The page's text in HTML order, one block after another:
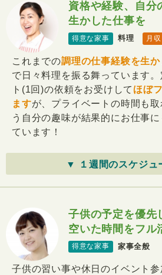
資格や経験、自分
生かした仕事を
得意な家事 料理 月収
これまでの調理の仕事経験を生か
で日々料理を振る舞っています
ト(1回)の依頼をお受けして ほぼ
ますが、プライベートの時間も
う自分の趣味が結果的にお仕事
ています！
▼ １週間のスケジュ
子供の予定を優先
空いた時間をフル
得意な家事 家事全般
子供の習い事や休日のイベント